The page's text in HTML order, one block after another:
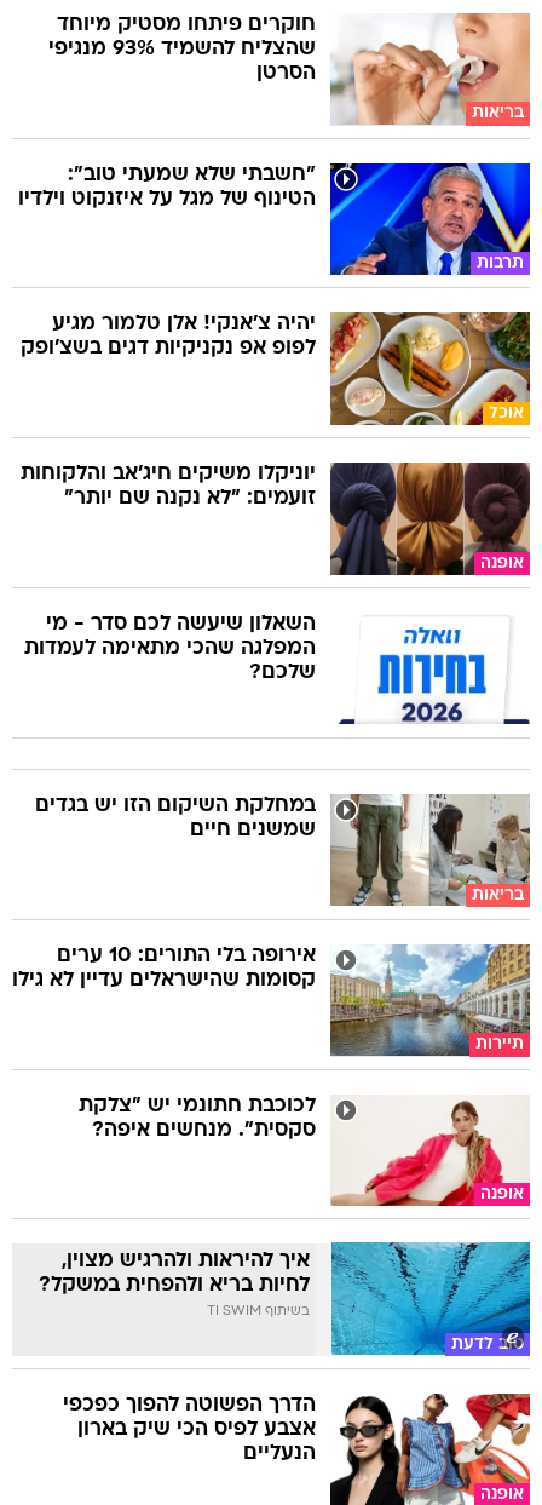
בריאות
חוקרים פיתחו מסטיק מיוחד
שהצליח להשמיד 93% מנגיפי
הסרטן
תרבות
"חשבתי שלא שמעתי טוב":
הטינוף של מגל על איזנקוט וילדיו
אוכל
יהיה צ'אנקי! אלן טלמור מגיע
לפופ אפ נקניקיות דגים בשצ'ופק
אופנה
יוניקלו משיקים חיג'אב והלקוחות
זועמים: "לא נקנה שם יותר"
השאלון שיעשה לכם סדר - מי
המפלגה שהכי מתאימה לעמדות
שלכם?
בריאות
במחלקת השיקום הזו יש בגדים
שמשנים חיים
תיירות
אירופה בלי התורים: 10 ערים
קסומות שהישראלים עדיין לא גילו
אופנה
לכוכבת חתונמי יש "צלקת
סקסית". מנחשים איפה?
טוב לדעת
איך להיראות ולהרגיש מצוין,
לחיות בריא ולהפחית במשקל?
בשיתוף TI SWIM
אופנה
הדרך הפשוטה להפוך כפכפי
אצבע לפיס הכי שיק בארון
הנעליים